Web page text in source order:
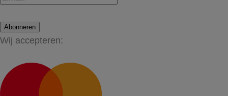
Abonneren
Wij accepteren: